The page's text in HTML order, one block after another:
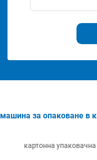
машина за опаковане в
картонна